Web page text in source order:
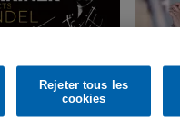
Rejeter tous les
cookies